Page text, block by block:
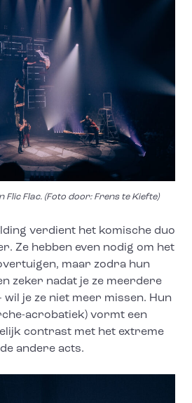
Flic Flac. (Foto door: Frens te Kiefte)
verdient het komische duo
Ze hebben even nodig om het
maar zodra hun
zeker nadat je ze meerdere
wil je ze niet meer missen. Hun
acrobatiek) vormt een
contrast met het extreme
andere acts.